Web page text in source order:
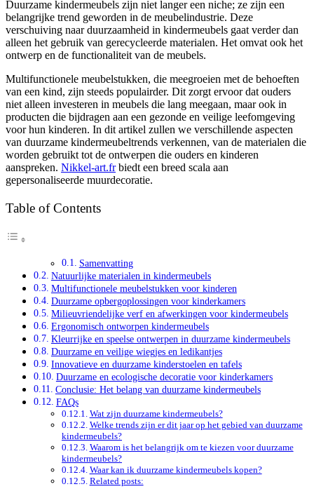
Duurzame kindermeubels zijn niet langer een niche; ze zijn een
belangrijke trend geworden in de meubelindustrie. Deze
verschuiving naar duurzaamheid in kindermeubels gaat verder dan
alleen het gebruik van gerecycleerde materialen. Het omvat ook het
ontwerp en de functionaliteit van de meubels.
Multifunctionele meubelstukken, die meegroeien met de behoeften
van een kind, zijn steeds populairder. Dit zorgt ervoor dat ouders
niet alleen investeren in meubels die lang meegaan, maar ook in
producten die bijdragen aan een gezonde en veilige leefomgeving
voor hun kinderen. In dit artikel zullen we verschillende aspecten
van duurzame kindermeubeltrends verkennen, van de materialen die
worden gebruikt tot de ontwerpen die ouders en kinderen
aanspreken. Nikkel-art.frbiedt een breed scala aan
gepersonaliseerde muurdecoratie.
Table of Contents
Samenvatting
Natuurlijke materialen in kindermeubels
Multifunctionele meubelstukken voor kinderen
Duurzame opbergoplossingen voor kinderkamers
Milieuvriendelijke verf en afwerkingen voor kindermeubels
Ergonomisch ontworpen kindermeubels
Kleurrijke en speelse ontwerpen in duurzame kindermeubels
Duurzame en veilige wiegjes en ledikantjes
Innovatieve en duurzame kinderstoelen en tafels
Duurzame en ecologische decoratie voor kinderkamers
Conclusie: Het belang van duurzame kindermeubels
FAQs
Wat zijn duurzame kindermeubels?
Welke trends zijn er dit jaar op het gebied van duurzame
kindermeubels?
Waarom is het belangrijk om te kiezen voor duurzame
kindermeubels?
Waar kan ik duurzame kindermeubels kopen?
Related posts: